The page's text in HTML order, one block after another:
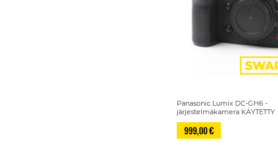
Panasonic Lumix DC-GH6 -
järjestelmäkamera KÄYTETTY
999,00 €